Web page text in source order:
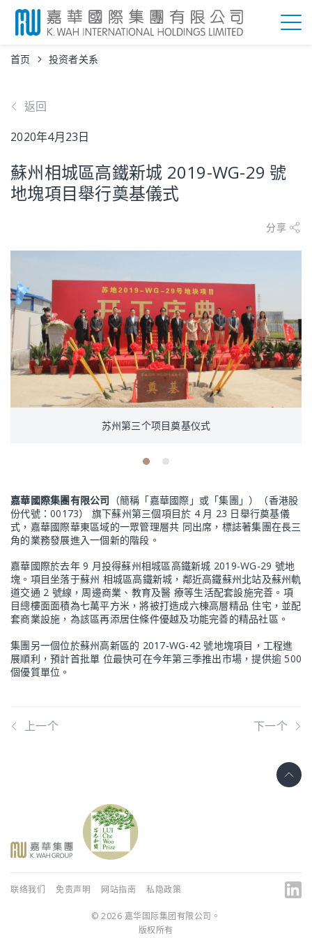
首页 投资者关系
返回
2020年4月23日
蘇州相城區高鐵新城 2019-WG-29 號
地塊項目舉行奠基儀式
分享
苏州第三个项目奠基仪式
嘉華國際集團有限公司 （簡稱「嘉華國際」或「集團」）（香港股
份代號：00173） 旗下蘇州第三個項目於 4 月 23 日舉行奠基儀
式，嘉華國際華東區域的一眾管理層共 同出席，標誌著集團在長三
角的業務發展進入一個新的階段。
嘉華國際於去年 9 月投得蘇州相城區高鐵新城 2019-WG-29 號地
塊。項目坐落于蘇州 相城區高鐵新城，鄰近高鐵蘇州北站及蘇州軌
道交通 2 號線，周邊商業、教育及醫 療等生活配套設施完善。項
目總樓面面積為七萬平方米，將被打造成六棟高層精品 住宅，並配
套商業設施，為該區再添居住條件優越及功能完善的精品社區。
集團另一個位於蘇州高新區的 2017-WG-42 號地塊項目，工程進
展順利，預計首批單 位最快可在今年第三季推出市場，提供逾 500
個優質單位。
上一个 下一个
联络我们 免责声明 网站指南 私隐政策
© 2026 嘉华国际集团有限公司。
版权所有